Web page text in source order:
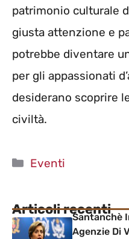
patrimonio culturale
giusta attenzione e
potrebbe diventare
per gli appassionati
desiderano scoprire
civiltà.
Categorie
Eventi
Articoli recenti
Santanchè
Agenzie Di